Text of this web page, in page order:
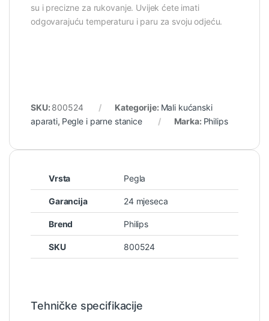
su i precizne za rukovanje. Uvijek ćete imati
odgovarajuću temperaturu i paru za svoju odjeću.
SKU: 800524 Kategorije: Mali kućanski
aparati, Pegle i parne stanice Marka: Philips
Vrsta Pegla
Garancija 24 mjeseca
Brend Philips
SKU 800524
Tehničke specifikacije